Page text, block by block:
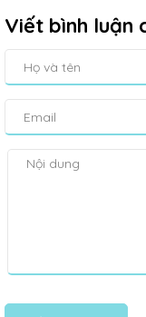
Viết bình luận